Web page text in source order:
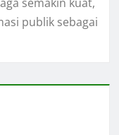
publik sebagai